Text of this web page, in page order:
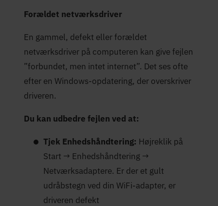
Forældet netværksdriver
En gammel, defekt eller forældet
netværksdriver på computeren kan give fejlen
”forbundet, men intet internet”. Det ses ofte
efter en Windows-opdatering, der overskriver
driveren.
Du kan udbedre fejlen ved at:
Tjek Enhedshåndtering: Højreklik på
Start → Enhedshåndtering →
Netværksadaptere. Er der et gult
udråbstegn ved din WiFi-adapter, er
driveren defekt